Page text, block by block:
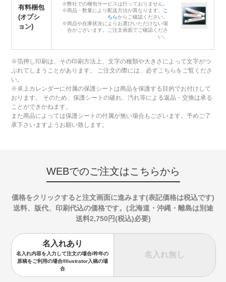
有料梱包
(オプシ
ョン)
※弊社での梱包サービスは行っておりません。
※商品・数量により配送方法が異なります。
こ
ちらからご確認ください。
※商品や在庫状況によりお選びいただけない場
合がございます。ご注文画面でご確認くださ
い。
※箔押し印刷は、その印刷方法上、文字の種類や大きさによって文字がつ
ぶれてしまうことがあります。 ご注文の際には、必ずこちらをご覧くださ
い。
※卓上カレンダーに付属の保護シートは商品を保護する目的でお付けして
おります。 そのため、保護シートの破れ、汚れ等による返品・交換は承る
ことができかねます。
また商品によっては保護シートの付属が無い場合もございます。予めご了
承下さいますようお願い致します。
WEBでのご注文はこちらから
価格をクリックすると注文画面に進みます(表記価格は税込です)
送料、版代、印刷代込の価格です。(北海道・沖縄・離島は別途
送料2,750円(税込)必要)
名入れあり
名入れ内容を入力して注文の場合/昨年の
原稿をご利用の場合/Illustrator入稿の場
合
名入れ無し